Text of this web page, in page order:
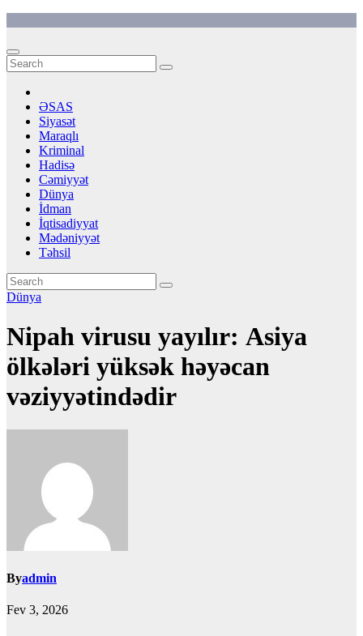
content
ƏSAS
Siyasət
Maraqlı
Kriminal
Hadisə
Cəmiyyət
Dünya
İdman
İqtisadiyyat
Mədəniyyət
Təhsil
Dünya
Nipah virusu yayılır: Asiya
ölkələri yüksək həyəcan
vəziyyətindədir
Byadmin
Fev 3, 2026